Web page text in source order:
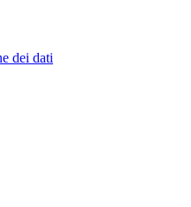
dei dati